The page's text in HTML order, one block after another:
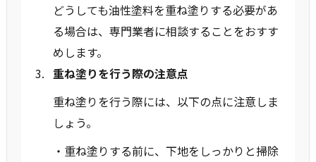
どうしても油性塗料を重ね塗りする必要があ
る場合は、専門業者に相談することをおすす
めします。
重ね塗りを行う際の注意点
重ね塗りを行う際には、以下の点に注意しま
しょう。
・重ね塗りする前に、下地をしっかりと掃除